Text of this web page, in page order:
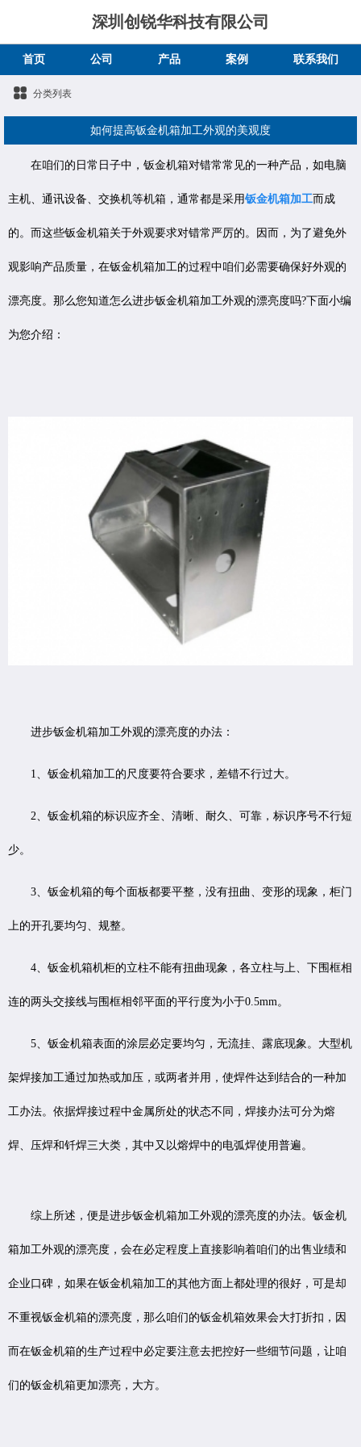
深圳创锐华科技有限公司
首页 公司 产品 案例 联系我们
分类列表
如何提高钣金机箱加工外观的美观度
在咱们的日常日子中，钣金机箱对错常常见的一种产品，如电脑
主机、通讯设备、交换机等机箱，通常都是采用钣金机箱加工而成
的。而这些钣金机箱关于外观要求对错常严厉的。因而，为了避免外
观影响产品质量，在钣金机箱加工的过程中咱们必需要确保好外观的
漂亮度。那么您知道怎么进步钣金机箱加工外观的漂亮度吗?下面小编
为您介绍：
进步钣金机箱加工外观的漂亮度的办法：
1、钣金机箱加工的尺度要符合要求，差错不行过大。
2、钣金机箱的标识应齐全、清晰、耐久、可靠，标识序号不行短
少。
3、钣金机箱的每个面板都要平整，没有扭曲、变形的现象，柜门
上的开孔要均匀、规整。
4、钣金机箱机柜的立柱不能有扭曲现象，各立柱与上、下围框相
连的两头交接线与围框相邻平面的平行度为小于0.5mm。
5、钣金机箱表面的涂层必定要均匀，无流挂、露底现象。大型机
架焊接加工通过加热或加压，或两者并用，使焊件达到结合的一种加
工办法。依据焊接过程中金属所处的状态不同，焊接办法可分为熔
焊、压焊和钎焊三大类，其中又以熔焊中的电弧焊使用普遍。
综上所述，便是进步钣金机箱加工外观的漂亮度的办法。钣金机
箱加工外观的漂亮度，会在必定程度上直接影响着咱们的出售业绩和
企业口碑，如果在钣金机箱加工的其他方面上都处理的很好，可是却
不重视钣金机箱的漂亮度，那么咱们的钣金机箱效果会大打折扣，因
而在钣金机箱的生产过程中必定要注意去把控好一些细节问题，让咱
们的钣金机箱更加漂亮，大方。